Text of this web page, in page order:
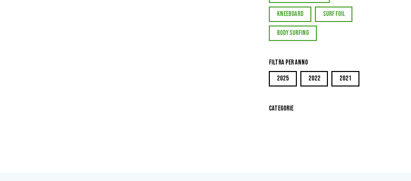
KNEEBOARD SURF FOIL
BODY SURFING
Filtra per Anno
2025
2022 2021
Categorie